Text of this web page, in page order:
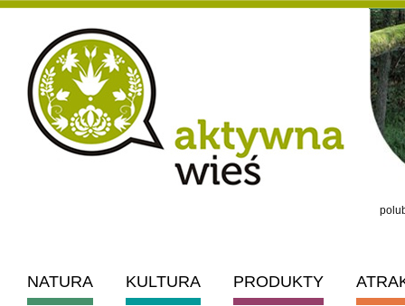
NATURA KULTURA PRODUKTY